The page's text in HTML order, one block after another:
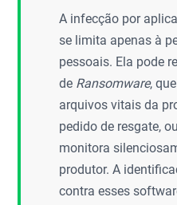
A infecção por
se limita apenas à
pessoais. Ela pode
de Ransomware,
arquivos vitais da
pedido de resgate, ou
monitora
produtor. A
contra esses